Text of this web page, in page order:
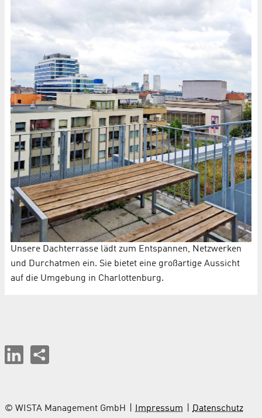
Unsere Dachterrasse lädt zum Entspannen, Netzwerken
und Durchatmen ein. Sie bietet eine großartige Aussicht
auf die Umgebung in Charlottenburg.
© WISTA Management GmbH Impressum Datenschutz